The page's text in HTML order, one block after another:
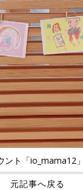
ト「io_mama12」
元記事へ戻る